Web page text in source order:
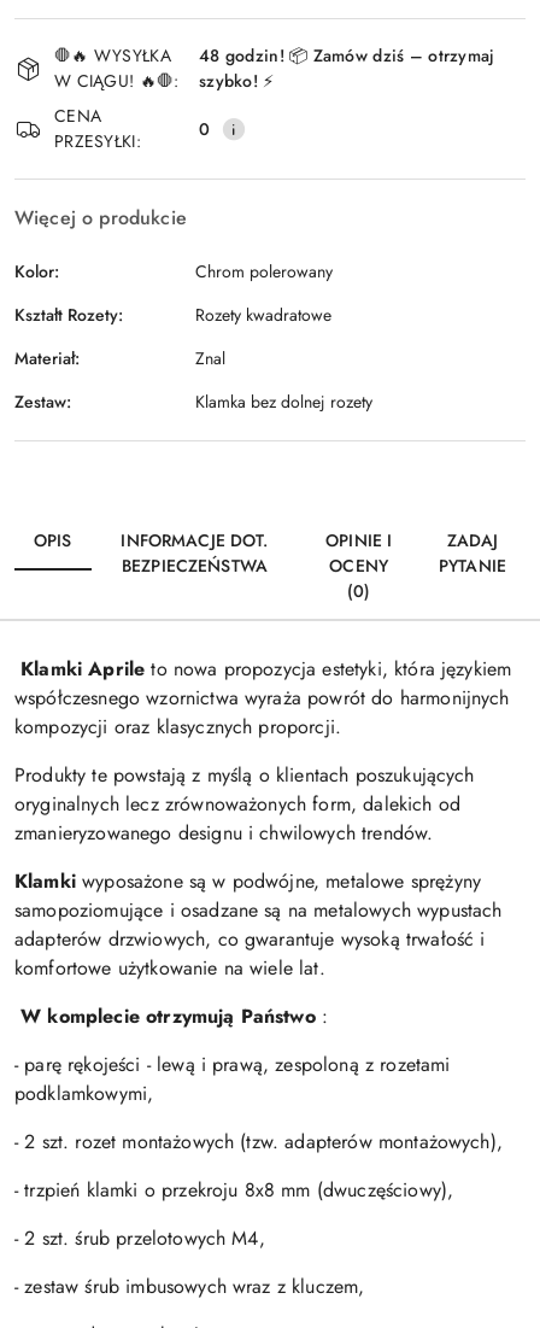
Wyślij
i
dostawa
🛑🔥 WYSYŁKA
W CIĄGU! 🔥🛑:
48 godzin! 📦 Zamów dziś – otrzymaj
szybko! ⚡
CENA
PRZESYŁKI:
0
Więcej o produkcie
Kolor:
Chrom polerowany
Kształt Rozety:
Rozety kwadratowe
Materiał:
Znal
Zestaw:
Klamka bez dolnej rozety
OPIS
INFORMACJE DOT.
BEZPIECZEŃSTWA
OPINIE I
OCENY
(0)
ZADAJ
PYTANIE
Klamki Aprile to nowa propozycja estetyki, która językiem
współczesnego wzornictwa wyraża powrót do harmonijnych
kompozycji oraz klasycznych proporcji.
Produkty te powstają z myślą o klientach poszukujących
oryginalnych lecz zrównoważonych form, dalekich od
zmanieryzowanego designu i chwilowych trendów.
Klamkiwyposażone są w podwójne, metalowe sprężyny
samopoziomujące i osadzane są na metalowych wypustach
adapterów drzwiowych, co gwarantuje wysoką trwałość i
komfortowe użytkowanie na wiele lat.
W komplecie otrzymują Państwo:
- parę rękojeści - lewą i prawą, zespoloną z rozetami
podklamkowymi,
- 2 szt. rozet montażowych (tzw. adapterów montażowych),
- trzpień klamki o przekroju 8x8 mm (dwuczęściowy),
- 2 szt. śrub przelotowych M4,
- zestaw śrub imbusowych wraz z kluczem,